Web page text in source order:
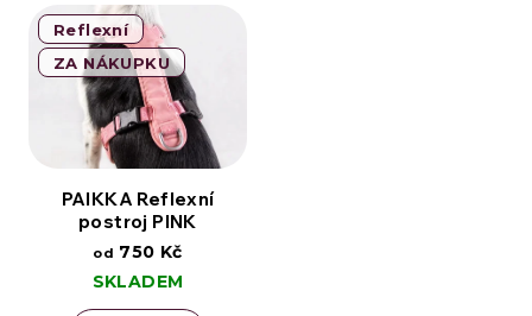
Reflexní
ZA NÁKUPKU
PAIKKA Reflexní
postroj PINK
od 750 Kč
SKLADEM